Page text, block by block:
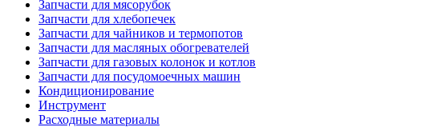
Запчасти для мясорубок
Запчасти для хлебопечек
Запчасти для чайников и термопотов
Запчасти для масляных обогревателей
Запчасти для газовых колонок и котлов
Запчасти для посудомоечных машин
Кондиционирование
Инструмент
Расходные материалы